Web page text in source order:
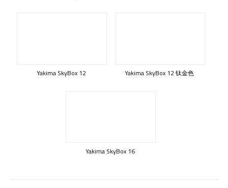
Yakima SkyBox 12 Yakima SkyBox 12 钛金色
Yakima SkyBox 16